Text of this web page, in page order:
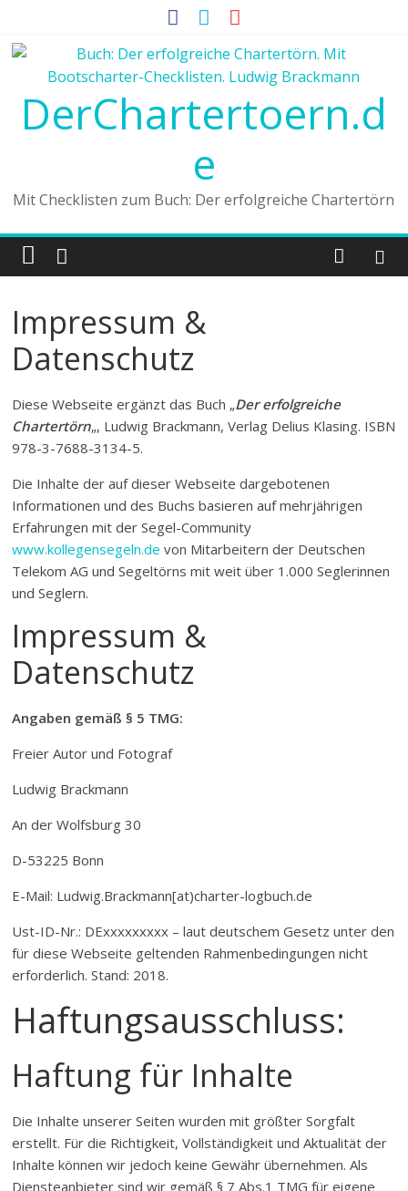
DerChartertoern.d
e
Mit Checklisten zum Buch: Der erfolgreiche Chartertörn
Impressum &
Datenschutz
Diese Webseite ergänzt das Buch „Der erfolgreiche
Chartertörn„, Ludwig Brackmann, Verlag Delius Klasing. ISBN
978-3-7688-3134-5.
Die Inhalte der auf dieser Webseite dargebotenen
Informationen und des Buchs basieren auf mehrjährigen
Erfahrungen mit der Segel-Community
www.kollegensegeln.de von Mitarbeitern der Deutschen
Telekom AG und Segeltörns mit weit über 1.000 Seglerinnen
und Seglern.
Impressum &
Datenschutz
Angaben gemäß § 5 TMG:
Freier Autor und Fotograf
Ludwig Brackmann
An der Wolfsburg 30
D-53225 Bonn
E-Mail: Ludwig.Brackmann[at)charter-logbuch.de
Ust-ID-Nr.: DExxxxxxxxx – laut deutschem Gesetz unter den
für diese Webseite geltenden Rahmenbedingungen nicht
erforderlich. Stand: 2018.
Haftungsausschluss:
Haftung für Inhalte
Die Inhalte unserer Seiten wurden mit größter Sorgfalt
erstellt. Für die Richtigkeit, Vollständigkeit und Aktualität der
Inhalte können wir jedoch keine Gewähr übernehmen. Als
Diensteanbieter sind wir gemäß § 7 Abs.1 TMG für eigene